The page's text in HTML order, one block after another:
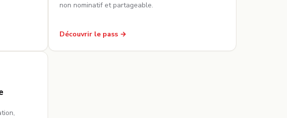
non nominatif et partageable.
Découvrir le pass